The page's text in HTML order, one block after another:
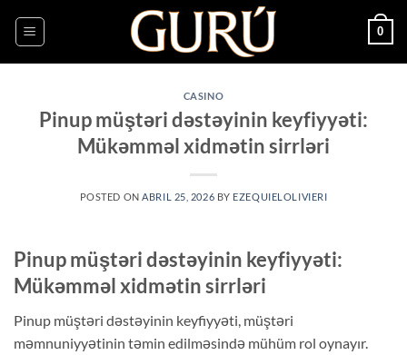
0
CASINO
Pinup müştəri dəstəyinin keyfiyyəti:
Mükəmməl xidmətin sirrləri
POSTED ON ABRIL 25, 2026 BY EZEQUIELOLIVIERI
Pinup müştəri dəstəyinin keyfiyyəti:
Mükəmməl xidmətin sirrləri
Pinup müştəri dəstəyinin keyfiyyəti, müştəri
məmnuniyyətinin təmin edilməsində mühüm rol oynayır.